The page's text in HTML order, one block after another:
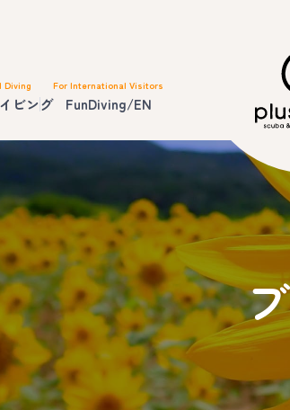
Diving
ビング
For International Visitors
FunDiving/EN